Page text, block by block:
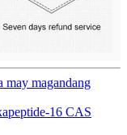
may magandang
16 CAS